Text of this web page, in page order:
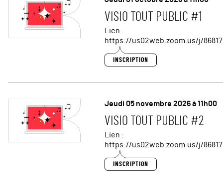
VISIO TOUT PUBLIC #1
Lien :
https://us02web.zoom.us/j/
INSCRIPTION
Jeudi 05 novembre 2026 à 11h00
VISIO TOUT PUBLIC #2
Lien :
https://us02web.zoom.us/j/
INSCRIPTION